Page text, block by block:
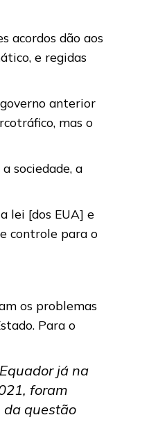
acordos dão aos
e regidas
anterior
mas o
sociedade, a
lei [dos EUA] e
controle para o
os problemas
Para o
já na
foram
da questão